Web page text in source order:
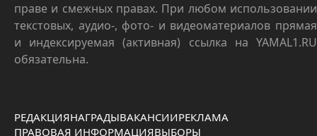
праве и смежных правах. При любом использовании
текстовых, аудио-, фото- и видеоматериалов прямая
и индексируемая (активная) ссылка на YAMAL1.RU
обязательна.
РЕДАКЦИЯНАГРАДЫВАКАНСИИРЕКЛАМА
ПРАВОВАЯ ИНФОРМАЦИЯВЫБОРЫ